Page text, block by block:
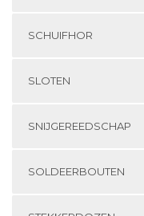
SCHUIFHOR
SLOTEN
SNIJGEREEDSCHAP
SOLDEERBOUTEN